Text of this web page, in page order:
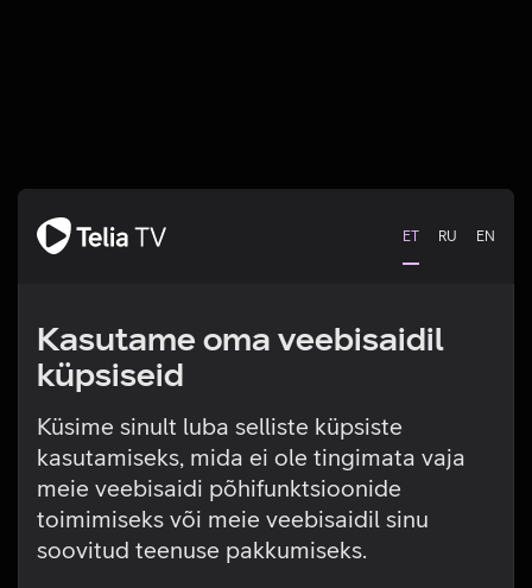
ET RU EN
Kasutame oma veebisaidil
küpsiseid
Küsime sinult luba selliste küpsiste
kasutamiseks, mida ei ole tingimata vaja
meie veebisaidi põhifunktsioonide
toimimiseks või meie veebisaidil sinu
soovitud teenuse pakkumiseks.
Tehniline viga